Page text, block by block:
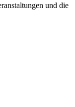
und die